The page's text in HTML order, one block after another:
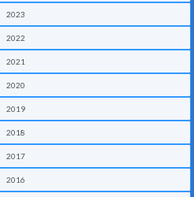
2023
2022
2021
2020
2019
2018
2017
2016